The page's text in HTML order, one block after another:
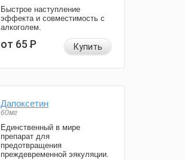
Быстрое наступление
эффекта и совместимость с
алкоголем.
от 65Р Купить
Дапоксетин
60мг
Единственный в мире
препарат для
предотвращения
преждевременной эякуляции.